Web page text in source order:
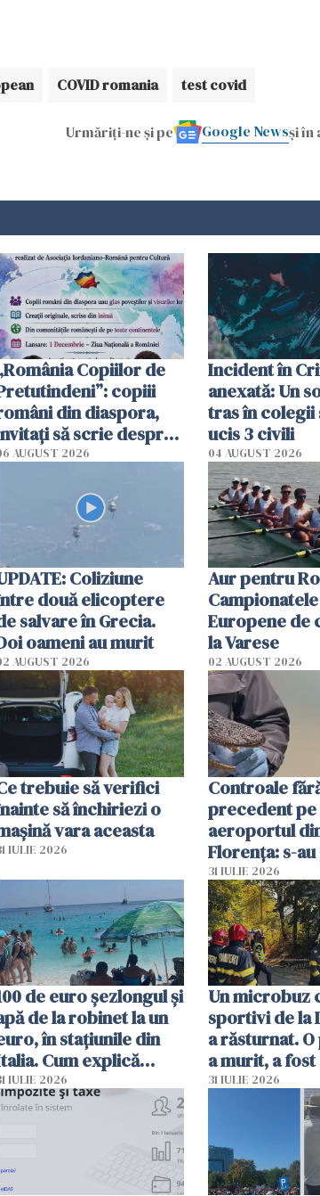
COVID romania test covid
Urmăriți-ne și pe Google Newsși în
Copiilor de
copiii
din diaspora,
să scrie despre
într-un volum
AUGUST 2026
Incident în
anexată: Un
tras în colegii
ucis 3 civili
04 AUGUST 2026
Coliziune
două elicoptere
salvare în Grecia.
oameni au murit
AUGUST 2026
Aur pentru
Campionatele
Europene de
la Varese
02 AUGUST 2026
trebuie să verifici
să închiriezi o
vara aceasta
IULIE 2026
Controale
precedent pe
aeroportul
Florența: s-
capete de
sumă imensă
31 IULIE 2026
de euro șezlongul și
de la robinet la un
în stațiunile din
Cum explică
IULIE 2026
Un microbuz
sportivi de la
a răsturnat.
a murit, a
planul roșu de
31 IULIE 2026